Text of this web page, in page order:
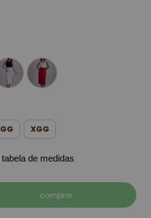
GG XGG
tabela de medidas